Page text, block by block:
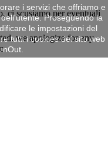
ci scusiamo per eventuali
we apologize for any
i servizi che offriamo e
Proseguendo la
le impostazioni del
tutti i cookies del sito web